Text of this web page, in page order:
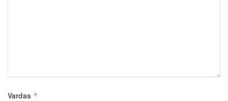
Vardas *